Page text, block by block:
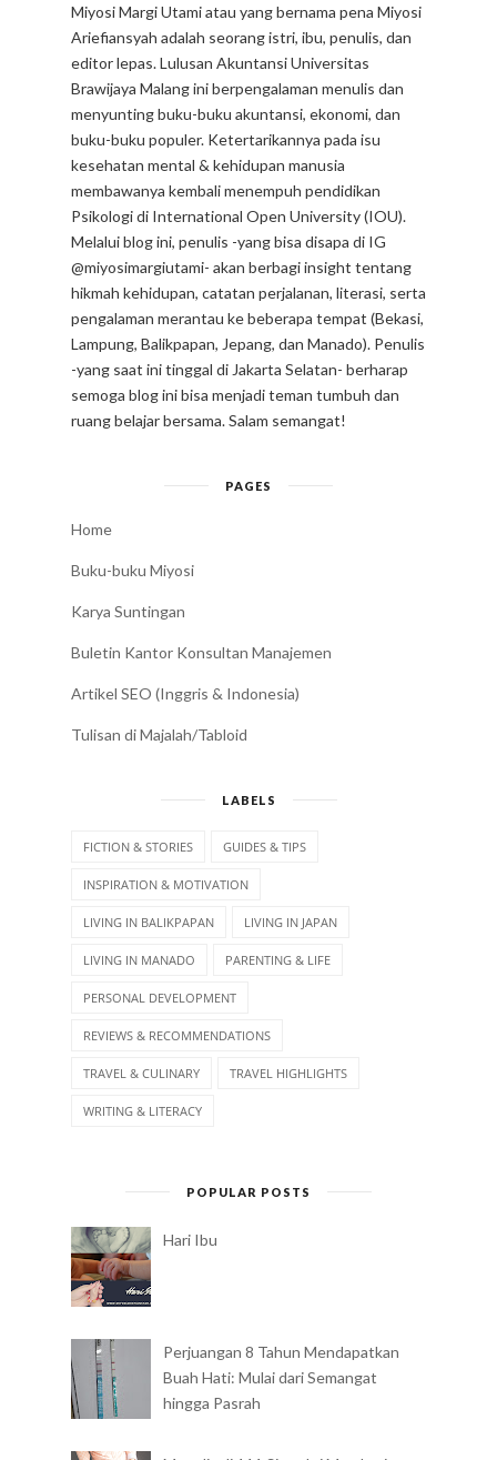
Miyosi Margi Utami atau yang bernama pena Miyosi
Ariefiansyah adalah seorang istri, ibu, penulis, dan
editor lepas. Lulusan Akuntansi Universitas
Brawijaya Malang ini berpengalaman menulis dan
menyunting buku-buku akuntansi, ekonomi, dan
buku-buku populer. Ketertarikannya pada isu
kesehatan mental & kehidupan manusia
membawanya kembali menempuh pendidikan
Psikologi di International Open University (IOU).
Melalui blog ini, penulis -yang bisa disapa di IG
@miyosimargiutami- akan berbagi insight tentang
hikmah kehidupan, catatan perjalanan, literasi, serta
pengalaman merantau ke beberapa tempat (Bekasi,
Lampung, Balikpapan, Jepang, dan Manado). Penulis
-yang saat ini tinggal di Jakarta Selatan- berharap
semoga blog ini bisa menjadi teman tumbuh dan
ruang belajar bersama. Salam semangat!
PAGES
Home
Buku-buku Miyosi
Karya Suntingan
Buletin Kantor Konsultan Manajemen
Artikel SEO (Inggris & Indonesia)
Tulisan di Majalah/Tabloid
LABELS
FICTION & STORIES GUIDES & TIPS
INSPIRATION & MOTIVATION
LIVING IN BALIKPAPAN LIVING IN JAPAN
LIVING IN MANADO PARENTING & LIFE
PERSONAL DEVELOPMENT
REVIEWS & RECOMMENDATIONS
TRAVEL & CULINARY TRAVEL HIGHLIGHTS
WRITING & LITERACY
POPULAR POSTS
Hari Ibu
Perjuangan 8 Tahun Mendapatkan
Buah Hati: Mulai dari Semangat
hingga Pasrah